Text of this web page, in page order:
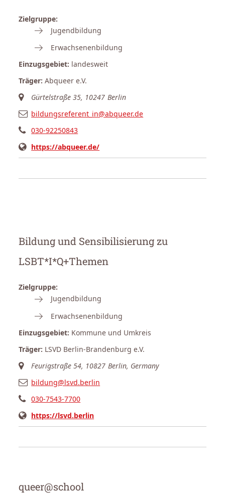
Zielgruppe:
Jugendbildung
Erwachsenenbildung
Einzugsgebiet: landesweit
Träger: Abqueer e.V.
Gürtelstraße 35, 10247 Berlin
bildungsreferent_in@abqueer.de
030-92250843
https://abqueer.de/
Bildung und Sensibilisierung zu
LSBT*I*Q+Themen
Zielgruppe:
Jugendbildung
Erwachsenenbildung
Einzugsgebiet: Kommune und Umkreis
Träger: LSVD Berlin-Brandenburg e.V.
Feurigstraße 54, 10827 Berlin, Germany
bildung@lsvd.berlin
030-7543-7700
https://lsvd.berlin
queer@school